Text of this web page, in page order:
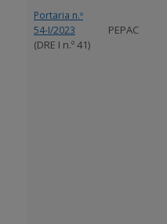
Portaria n.º
54-I/2023
(DRE I n.º 41)
PEPAC